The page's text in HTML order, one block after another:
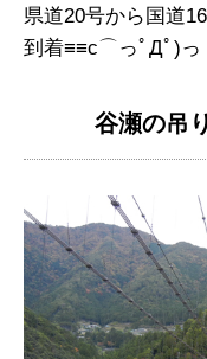
県道20号から国道
到着≡≡c⌒っﾟДﾟ)っ
谷瀬の吊